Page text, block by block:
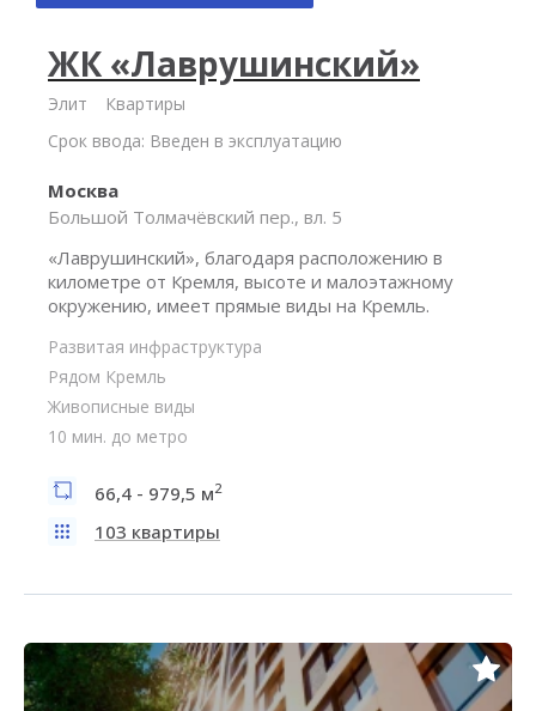
ЖК «Лаврушинский»
Элит
Квартиры
Срок ввода: Введен в эксплуатацию
Москва
Большой Толмачёвский пер., вл. 5
«Лаврушинский», благодаря расположению в
километре от Кремля, высоте и малоэтажному
окружению, имеет прямые виды на Кремль.
Развитая инфраструктура
Рядом Кремль
Живописные виды
10 мин. до метро
66,4 - 979,5 м2
103 квартиры